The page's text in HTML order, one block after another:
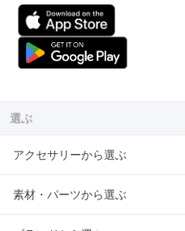
選ぶ
アクセサリーから選ぶ
素材・パーツから選ぶ